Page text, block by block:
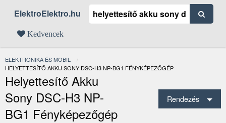
ElektroElektro.hu
Kedvencek
ELEKTRONIKA ÉS MOBIL
JELENLEGI:
HELYETTESÍTŐ AKKU SONY DSC-H3 NP-BG1 FÉNYKÉPEZŐGÉP
Helyettesítő Akku
Sony DSC-H3 NP-
BG1 Fényképezőgép
Rendezés